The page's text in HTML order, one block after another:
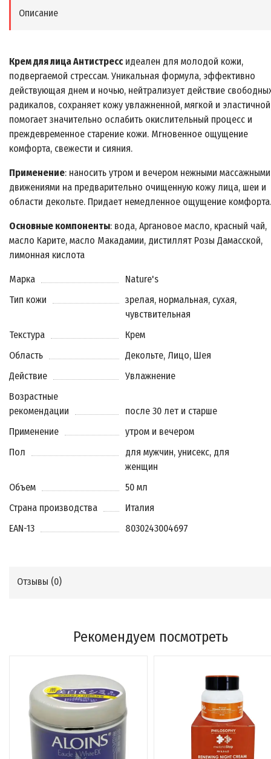
Описание
Крем для лица Антистрессидеален для молодой кожи,
подвергаемой стрессам. Уникальная формула, эффективно
действующая днем и ночью, нейтрализует действие
радикалов, сохраняет кожу увлажненной, мягкой и
помогает значительно ослабить окислительный процесс и
преждевременное старение кожи. Мгновенное ощущение
комфорта, свежести и сияния.
Применение: наносить утром и вечером нежными массажными
движениями на предварительно очищенную кожу лица, шеи и
области декольте. Придает немедленное ощущение
Основные компоненты: вода, Аргановое масло, красный чай,
масло Карите, масло Макадамии, дистиллят Розы Дамасской,
лимонная кислота
Марка
Nature's
Тип кожи
зрелая, нормальная, сухая,
чувствительная
Текстура
Крем
Область
Декольте, Лицо, Шея
Действие
Увлажнение
Возрастные
рекомендации
после 30 лет и старше
Применение
утром и вечером
Пол
для мужчин, унисекс, для
женщин
Объем
50 мл
Страна производства
Италия
EAN-13
8030243004697
Отзывы (0)
Рекомендуем посмотреть